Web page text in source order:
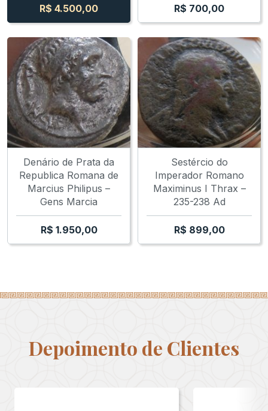
R$ 4.500,00 R$ 700,00
Denário de Prata da
Republica Romana de
Marcius Philipus –
Gens Marcia
R$ 1.950,00
Sestércio do
Imperador Romano
Maximinus I Thrax –
235-238 Ad
R$ 899,00
Depoimento de Clientes